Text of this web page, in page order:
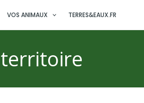
VOS ANIMAUX TERRES&EAUX.FR